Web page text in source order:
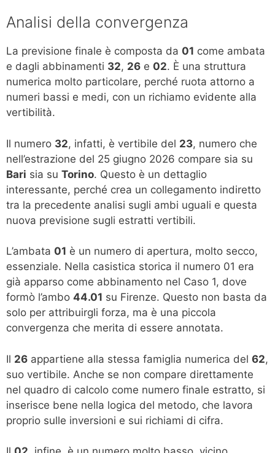
Analisi della convergenza
La previsione finale è composta da 01 come ambata
e dagli abbinamenti 32, 26 e 02. È una struttura
numerica molto particolare, perché ruota attorno a
numeri bassi e medi, con un richiamo evidente alla
vertibilità.
Il numero 32, infatti, è vertibile del 23, numero che
nell’estrazione del 25 giugno 2026 compare sia su
Bari sia su Torino. Questo è un dettaglio
interessante, perché crea un collegamento indiretto
tra la precedente analisi sugli ambi uguali e questa
nuova previsione sugli estratti vertibili.
L’ambata 01 è un numero di apertura, molto secco,
essenziale. Nella casistica storica il numero 01 era
già apparso come abbinamento nel Caso 1, dove
formò l’ambo 44.01 su Firenze. Questo non basta da
solo per attribuirgli forza, ma è una piccola
convergenza che merita di essere annotata.
Il 26 appartiene alla stessa famiglia numerica del 62,
suo vertibile. Anche se non compare direttamente
nel quadro di calcolo come numero finale estratto, si
inserisce bene nella logica del metodo, che lavora
proprio sulle inversioni e sui richiami di cifra.